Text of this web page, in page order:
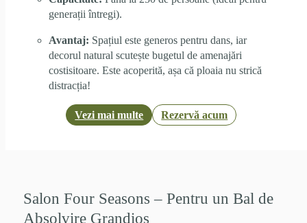
generații întregi).
Avantaj: Spațiul este generos pentru dans, iar
decorul natural scutește bugetul de amenajări
costisitoare. Este acoperită, așa că ploaia nu strică
distracția!
Vezi mai multe Rezervă acum
Salon Four Seasons – Pentru un Bal de
Absolvire Grandios